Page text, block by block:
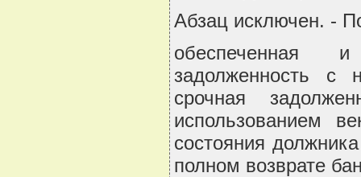
Абзац исключен. -
обеспеченная и
задолженность с
срочная
использованием
состояния
полном возврате